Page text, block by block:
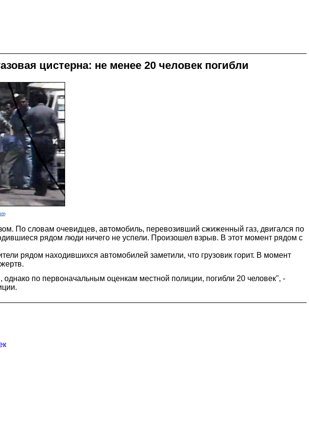
цистерна: не менее 20 человек погибли
По словам очевидцев, автомобиль, перевозивший сжиженный газ, двигался по
рядом люди ничего не успели. Произошел взрыв. В этот момент рядом с
рядом находившихся автомобилей заметили, что грузовик горит. В момент
по первоначальным оценкам местной полиции, погибли 20 человек", -